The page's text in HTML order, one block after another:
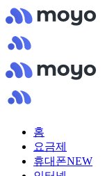
홈
요금제
휴대폰NEW